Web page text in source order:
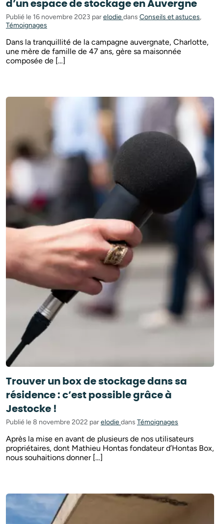
d’un espace de stockage en Auvergne
Publié le 16 novembre 2023 parelodiedans Conseils et astuces,
Témoignages
Dans la tranquillité de la campagne auvergnate, Charlotte,
une mère de famille de 47 ans, gère sa maisonnée
composée de […]
Trouver un box de stockage dans sa
résidence : c’est possible grâce à
Jestocke !
Publié le 8 novembre 2022 parelodiedans Témoignages
Après la mise en avant de plusieurs de nos utilisateurs
propriétaires, dont Mathieu Hontas fondateur d’Hontas Box,
nous souhaitions donner […]